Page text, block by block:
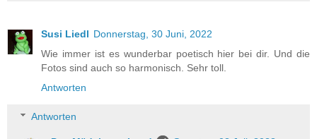
Susi Liedl Donnerstag, 30 Juni, 2022
Wie immer ist es wunderbar poetisch hier bei dir. Und die
Fotos sind auch so harmonisch. Sehr toll.
Antworten
Antworten